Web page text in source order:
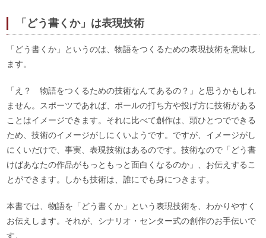
「どう書くか」は表現技術
「どう書くか」というのは、物語をつくるための表現技術を意味し
ます。
「え？ 物語をつくるための技術なんてあるの？」と思うかもしれ
ません。スポーツであれば、ボールの打ち方や投げ方に技術がある
ことはイメージできます。それに比べて創作は、頭ひとつでできる
ため、技術のイメージがしにくいようです。ですが、イメージがし
にくいだけで、事実、表現技術はあるのです。技術なので「どう書
けばあなたの作品がもっともっと面白くなるのか」、お伝えするこ
とができます。しかも技術は、誰にでも身につきます。
本書では、物語を「どう書くか」という表現技術を、わかりやすく
お伝えします。それが、シナリオ・センター式の創作のお手伝いで
す。